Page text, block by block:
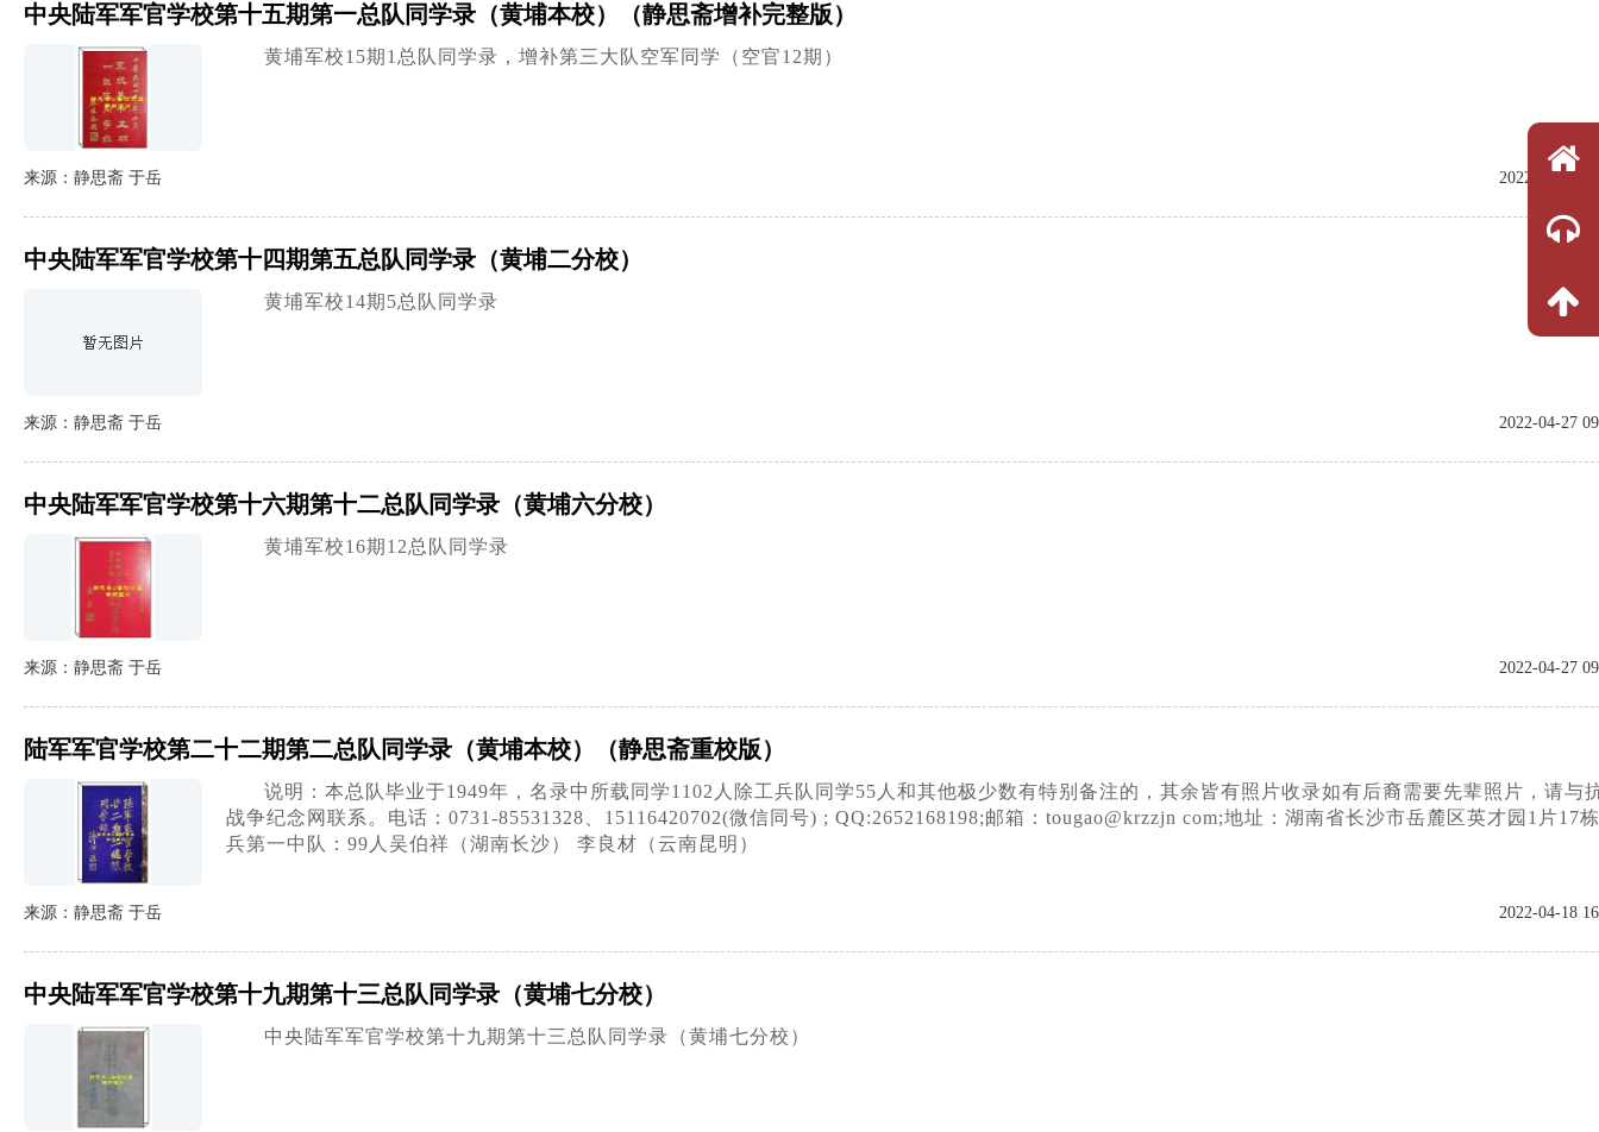
中央陆军军官学校第十五期第一总队同学录（黄埔本校）（静思斋增补完整版）
黄埔军校15期1总队同学录，增补第三大队空军同学（空官12期）
来源：静思斋 于岳 2022-04-27
中央陆军军官学校第十四期第五总队同学录（黄埔二分校）
黄埔军校14期5总队同学录
来源：静思斋 于岳 2022-04-27
中央陆军军官学校第十六期第十二总队同学录（黄埔六分校）
黄埔军校16期12总队同学录
来源：静思斋 于岳 2022-04-27
陆军军官学校第二十二期第二总队同学录（黄埔本校）（静思斋重校版）
说明：本总队毕业于1949年，名录中所载同学1102人除工兵队同学55人和其他极少数有特别备注的，其余皆有照片收录如有后裔需要先辈照片，请与
战争纪念网联系。电话：0731-85531328、15116420702(微信同号) ; QQ:2652168198;邮箱：tougao@krzzjn com;地址：湖南省长沙市岳麓区英才园1片17
兵第一中队：99人吴伯祥（湖南长沙） 李良材（云南昆明）
来源：静思斋 于岳 2022-04-18
中央陆军军官学校第十九期第十三总队同学录（黄埔七分校）
中央陆军军官学校第十九期第十三总队同学录（黄埔七分校）